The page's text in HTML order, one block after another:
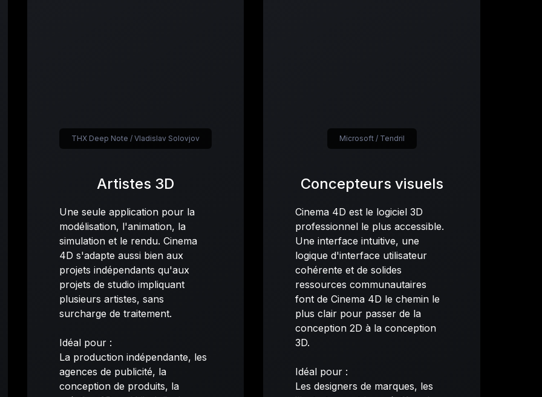
Artistes 3D
Une seule application pour la
modélisation, l'animation, la
simulation et le rendu. Cinema
4D s'adapte aussi bien aux
projets indépendants qu'aux
projets de studio impliquant
plusieurs artistes, sans
surcharge de traitement.
Idéal pour :
La production indépendante, les
agences de publicité, la
conception de produits, la
THX Deep Note / Vladislav Solovjov
Concepteurs visuels
Cinema 4D est le logiciel 3D
professionnel le plus accessible.
Une interface intuitive, une
logique d'interface utilisateur
cohérente et de solides
ressources communautaires
font de Cinema 4D le chemin le
plus clair pour passer de la
conception 2D à la conception
3D.
Idéal pour :
Les designers de marques, les
Microsoft / Tendril